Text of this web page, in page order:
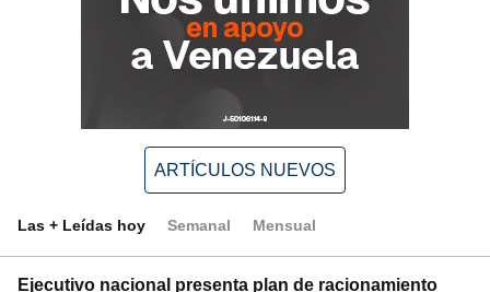
ARTÍCULOS NUEVOS
Las + Leídas hoy Semanal Mensual
Ejecutivo nacional presenta plan de racionamiento